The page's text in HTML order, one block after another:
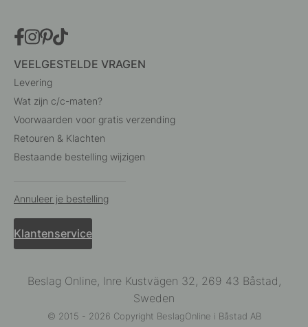
VEELGESTELDE VRAGEN
Levering
Wat zijn c/c-maten?
Voorwaarden voor gratis verzending
Retouren & Klachten
Bestaande bestelling wijzigen
Annuleer je bestelling
Klantenservice
Beslag Online, Inre Kustvägen 32, 269 43 Båstad,
Sweden
© 2015 - 2026 Copyright BeslagOnline i Båstad AB